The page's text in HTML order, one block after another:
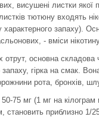
висушені листки якої
тютюну входять
запаху).
- вміси
отрут, основна
гірка на смак.
рота, бронхів,
75 мг (1 мг на кілограм
становить приблизно 1/